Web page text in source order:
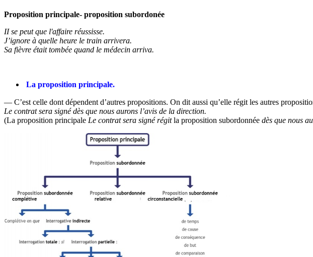
Proposition principale- proposition subordonée
II se peut que l'affaire réussisse.
J’ignore à quelle heure le train arrivera.
Sa fièvre était tombée quand le médecin arriva.
La proposition principale.
— C’est celle dont dépendent d’autres propositions. On dit aussi qu’elle régit les autres
Le contrat sera signé dès que nous aurons l’avis de la direction.
(La proposition principale Le contrat sera signé régitla proposition subordonnée dès que nous